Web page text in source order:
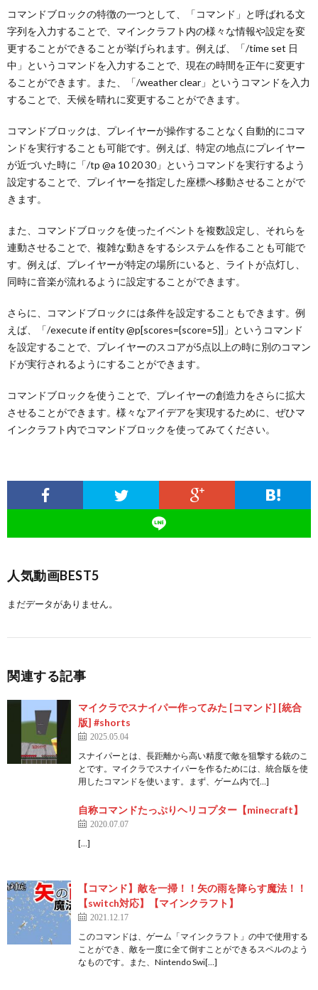
コマンドブロックの特徴の一つとして、「コマンド」と呼ばれる文
字列を入力することで、マインクラフト内の様々な情報や設定を変
更することができることが挙げられます。例えば、「/time set 日
中」というコマンドを入力することで、現在の時間を正午に変更す
ることができます。また、「/weather clear」というコマンドを入力
することで、天候を晴れに変更することができます。
コマンドブロックは、プレイヤーが操作することなく自動的にコマ
ンドを実行することも可能です。例えば、特定の地点にプレイヤー
が近づいた時に「/tp @a 10 20 30」というコマンドを実行するよう
設定することで、プレイヤーを指定した座標へ移動させることがで
きます。
また、コマンドブロックを使ったイベントを複数設定し、それらを
連動させることで、複雑な動きをするシステムを作ることも可能で
す。例えば、プレイヤーが特定の場所にいると、ライトが点灯し、
同時に音楽が流れるように設定することができます。
さらに、コマンドブロックには条件を設定することもできます。例
えば、「/execute if entity @p[scores={score=5}]」というコマンド
を設定することで、プレイヤーのスコアが5点以上の時に別のコマン
ドが実行されるようにすることができます。
コマンドブロックを使うことで、プレイヤーの創造力をさらに拡大
させることができます。様々なアイデアを実現するために、ぜひマ
インクラフト内でコマンドブロックを使ってみてください。
人気動画BEST5
まだデータがありません。
関連する記事
マイクラでスナイパー作ってみた [コマンド] [統合
版] #shorts
2025.05.04
スナイパーとは、長距離から高い精度で敵を狙撃する銃のこ
とです。マイクラでスナイパーを作るためには、統合版を使
用したコマンドを使います。まず、ゲーム内で[…]
自称コマンドたっぷりヘリコプター【minecraft】
2020.07.07
[…]
【コマンド】敵を一掃！！矢の雨を降らす魔法！！
【switch対応】【マインクラフト】
2021.12.17
このコマンドは、ゲーム「マインクラフト」の中で使用する
ことができ、敵を一度に全て倒すことができるスペルのよう
なものです。また、Nintendo Swi[…]